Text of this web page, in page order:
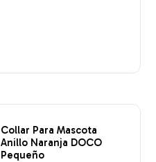
Collar Para Mascota
Anillo Naranja DOCO
Pequeño